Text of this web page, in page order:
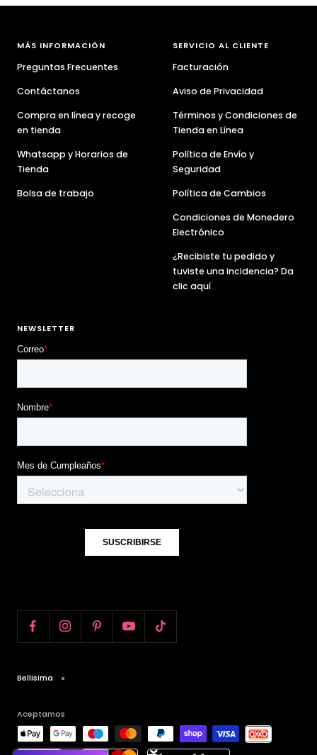
a a a a a
MÁS INFORMACIÓN
Preguntas Frecuentes
Contáctanos
Compra en línea y recoge
en tienda
Whatsapp y Horarios de
Tienda
Bolsa de trabajo
SERVICIO AL CLIENTE
Facturación
Aviso de Privacidad
Términos y Condiciones de
Tienda en Línea
Política de Envío y
Seguridad
Política de Cambios
Condiciones de Monedero
Electrónico
¿Recibiste tu pedido y
tuviste una incidencia? Da
clic aquí
NEWSLETTER
Bellisima
Aceptamos